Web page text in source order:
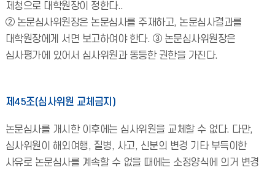
제청으로 대학원장이 정한다..
② 논문심사위원장은 논문심사를 주재하고, 논문심사결과를
대학원장에게 서면 보고하여야 한다. ③ 논문심사위원장은
심사평가에 있어서 심사위원과 동등한 권한을 가진다.
제45조(심사위원 교체금지)
논문심사를 개시한 이후에는 심사위원을 교체할 수 없다. 다만,
심사위원이 해외여행, 질병, 사고, 신분의 변경 기타 부득이한
사유로 논문심사를 계속할 수 없을 때에는 소정양식에 의거 변경